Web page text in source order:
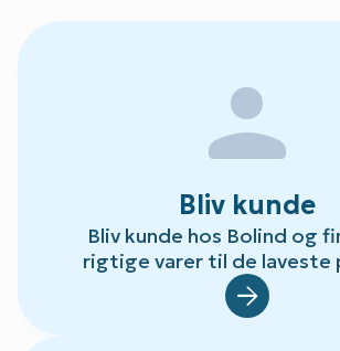
person
Bliv kunde
Bliv kunde hos Bolind og
rigtige varer til de laveste